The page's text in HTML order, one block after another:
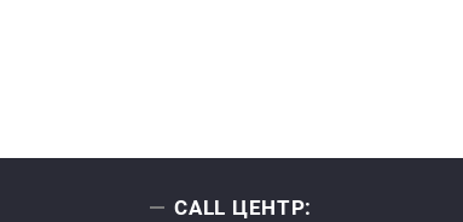
CALL ЦЕНТР: